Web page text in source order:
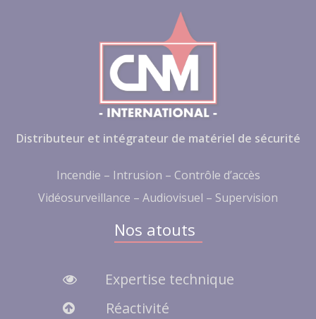
Distributeur et intégrateur de matériel de sécurité
Incendie – Intrusion – Contrôle d’accès
Vidéosurveillance – Audiovisuel – Supervision
Nos atouts
Expertise technique
Réactivité